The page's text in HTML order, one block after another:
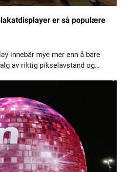
er så populære
innebär mye mer enn å bare
av riktig pikselavstand og